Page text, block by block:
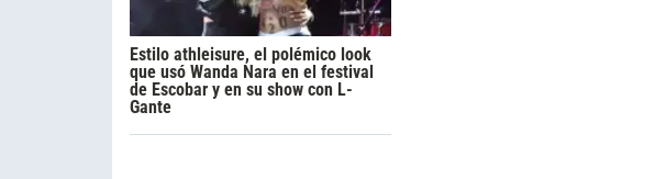
Estilo athleisure, el polémico look
que usó Wanda Nara en el festival
de Escobar y en su show con L-
Gante